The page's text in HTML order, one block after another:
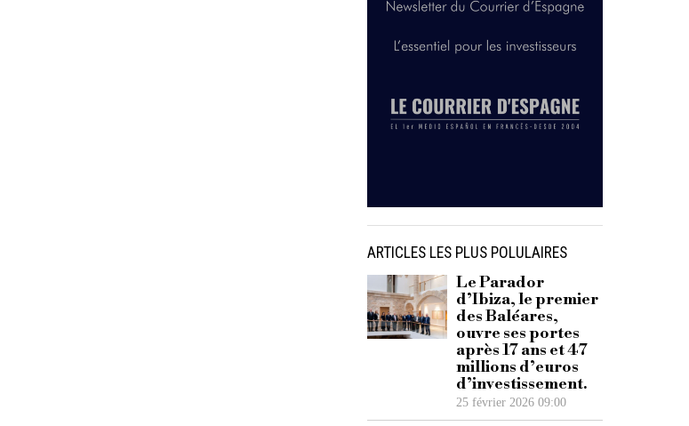
ARTICLES LES PLUS POLULAIRES
Le Parador
d’Ibiza, le premier
des Baléares,
ouvre ses portes
après 17 ans et 47
millions d’euros
d’investissement.
25 février 2026 09:00